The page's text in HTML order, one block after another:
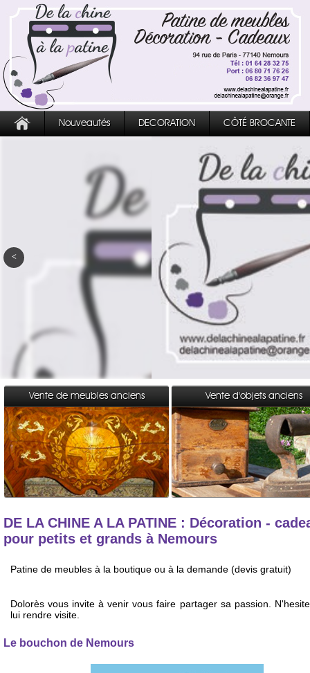
Nouveautés DECORATION CÔTÉ BROCANTE
<
Vente de meubles anciens Vente d'objets anciens
DE LA CHINE A LA PATINE : Décoration -
pour petits et grands à Nemours
Patine de meubles à la boutique ou à la demande (devis gratuit)
Dolorès vous invite à venir vous faire partager sa passion.
lui rendre visite.
Le bouchon de Nemours